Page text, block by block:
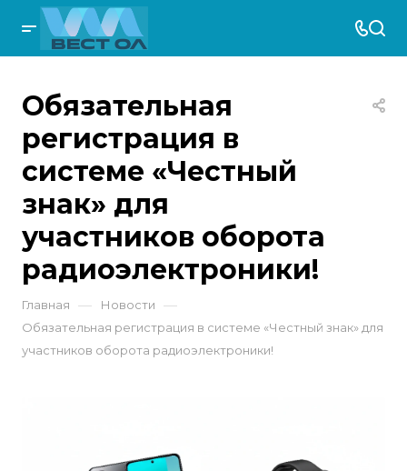
Обязательная
регистрация в
системе «Честный
знак» для
участников оборота
радиоэлектроники!
Главная — Новости —
Обязательная регистрация в системе «Честный знак» для
участников оборота радиоэлектроники!